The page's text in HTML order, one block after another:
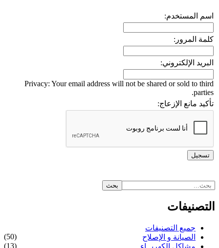
اسم المستخدم:
كلمة المرور:
البريد الإلكتروني:
Privacy: Your email address will not be shared or sold to third
parties.
تأكيد مانع الإزعاج:
التصنيفات
جميع التصنيفات
الصيانة و الإصلاح
(50)
(13)